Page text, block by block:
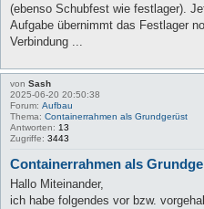
(ebenso Schubfest wie festlager).
Aufgabe übernimmt das Festlager
Verbindung ...
von Sash
2025-06-20 20:50:38
Forum: Aufbau
Thema: Containerrahmen als Grundgerüst
Antworten: 13
Zugriffe: 3443
Containerrahmen als
Hallo Miteinander,
ich habe folgendes vor bzw.